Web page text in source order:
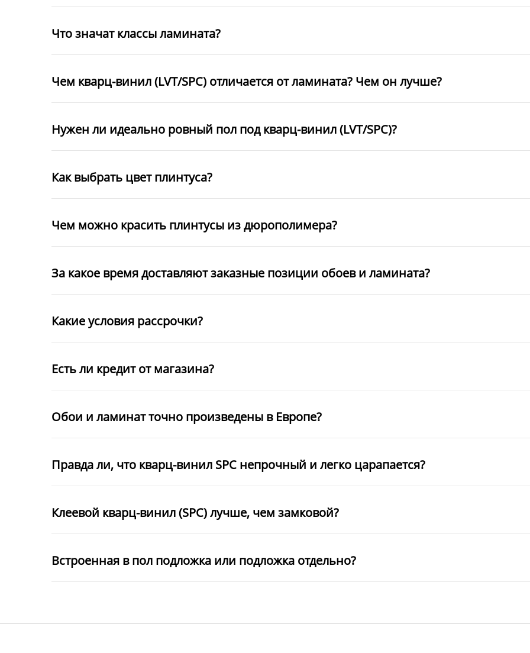
Что значат классы ламината?
Чем кварц-винил (LVT/SPC) отличается от ламината? Чем он лучше?
Нужен ли идеально ровный пол под кварц-винил (LVT/SPC)?
Как выбрать цвет плинтуса?
Чем можно красить плинтусы из дюрополимера?
За какое время доставляют заказные позиции обоев и ламината?
Какие условия рассрочки?
Есть ли кредит от магазина?
Обои и ламинат точно произведены в Европе?
Правда ли, что кварц-винил SPC непрочный и легко царапается?
Клеевой кварц-винил (SPC) лучше, чем замковой?
Встроенная в пол подложка или подложка отдельно?